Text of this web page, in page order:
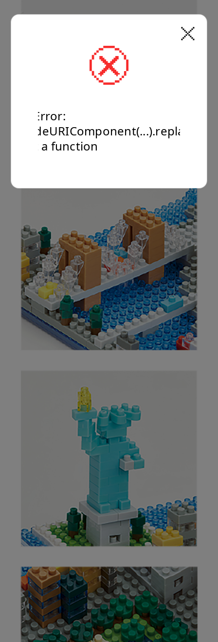
TypeError:
encodeURIComponent(...).replaceAll
is not a function